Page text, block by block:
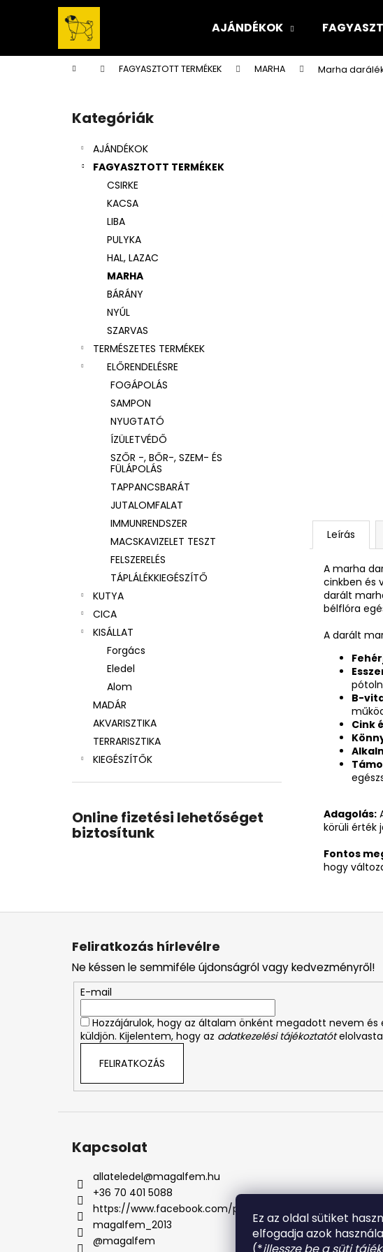
Ez az oldal sütiket
elfogadja azok
tartalomhoz
AJÁNDÉKOK
KezdőlapFAGYASZTOTT TERMÉKEK MARHA Marha
Kategóriák
átugrása
Kategóriák
AJÁNDÉKOK
FAGYASZTOTT TERMÉKEK
CSIRKE
KACSA
LIBA
PULYKA
HAL, LAZAC
MARHA
BÁRÁNY
NYÚL
SZARVAS
TERMÉSZETES TERMÉKEK
ELŐRENDELÉSRE
FOGÁPOLÁS
SAMPON
NYUGTATÓ
ÍZÜLETVÉDŐ
SZŐR -, BŐR-, SZEM- ÉS
FÜLÁPOLÁS
TAPPANCSBARÁT
JUTALOMFALAT
IMMUNRENDSZER
MACSKAVIZELET TESZT
FELSZERELÉS
TÁPLÁLÉKKIEGÉSZÍTŐ
KUTYA
CICA
KISÁLLAT
Forgács
Eledel
Alom
MADÁR
AKVARISZTIKA
TERRARISZTIKA
KIEGÉSZÍTŐK
Online fizetési lehetőséget
biztosítunk
Leírás
A marha
cinkben és
darált
bélflóra
A darált
B-
Cink
Adagolás:
körüli érték
Fontos
hogy
á
Vissza
a boltba
Vissza
a boltba
L
Feliratkozás hírlevélre
Ne késsen le semmiféle újdonságról vagy kedvezményről!
E-mail
Hozzájárulok, hogy az általam önként megadott nevem
küldjön. Kijelentem, hogy az adatkezelési tájékoztatót
FELIRATKOZÁS
Kapcsolat
allateledel@magalfem.hu
+36 70 401 5088
https://www.facebook.com/profile.php?id=61574807956737
magalfem_2013
@magalfem